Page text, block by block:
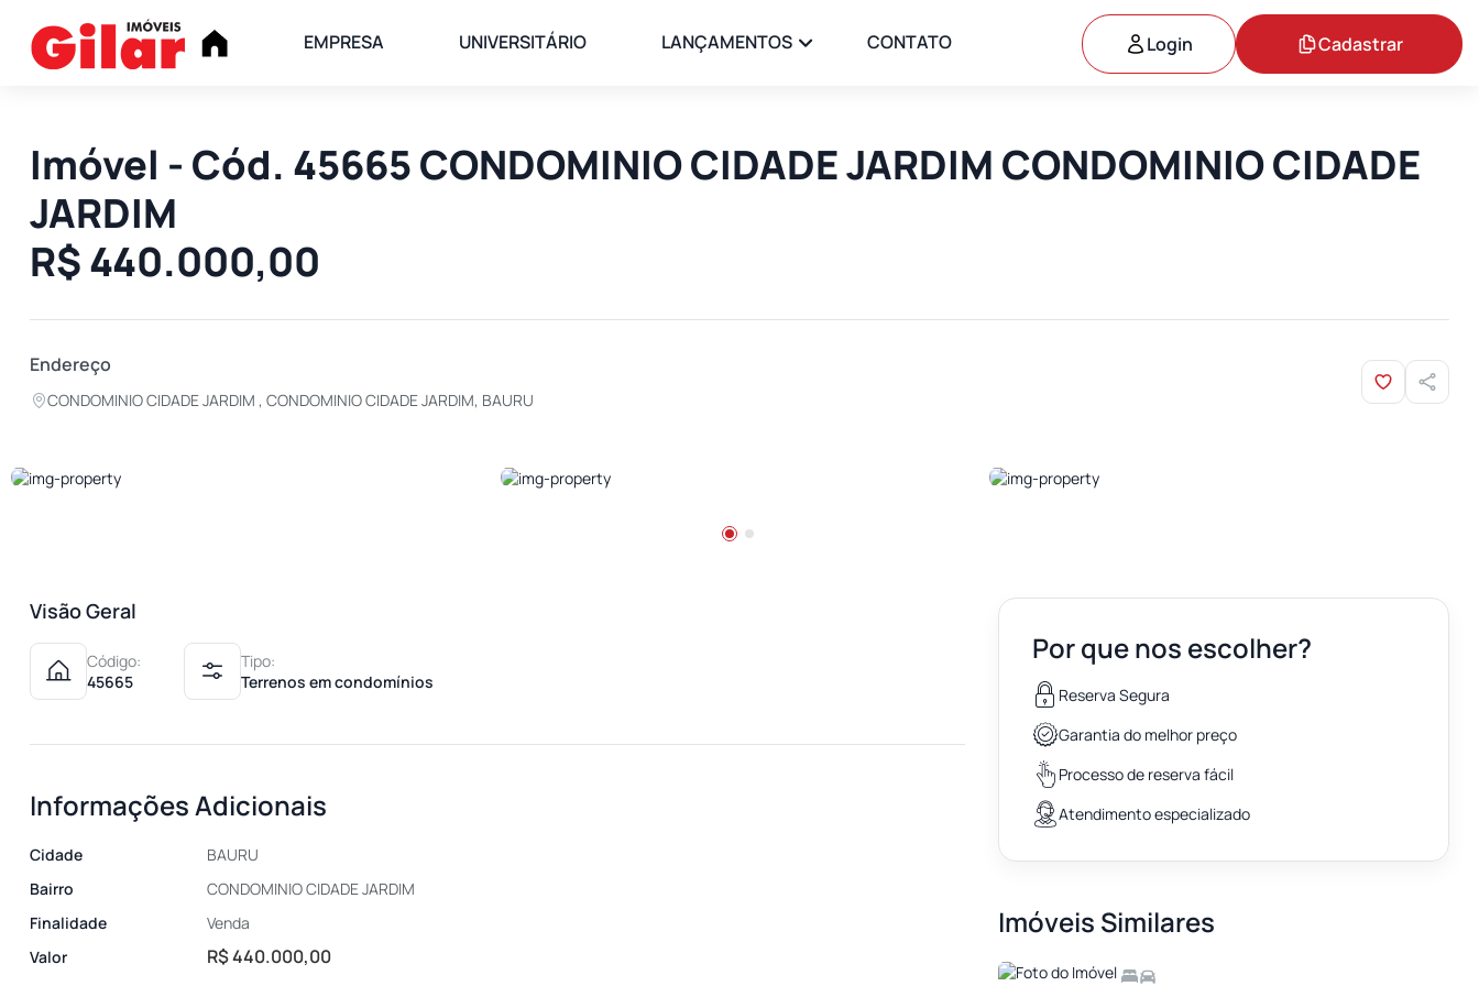
EMPRESA UNIVERSITÁRIO LANÇAMENTOS CONTATO Login Cadastrar
Imóvel - Cód. 45665 CONDOMINIO CIDADE JARDIM CONDOMINIO CIDADE
JARDIM
R$ 440.000,00
Endereço
CONDOMINIO CIDADE JARDIM , CONDOMINIO CIDADE JARDIM, BAURU
Visão Geral
Código:
45665
Tipo:
Terrenos em condomínios
Informações Adicionais
Cidade
BAURU
Bairro
CONDOMINIO CIDADE JARDIM
Finalidade
Venda
Valor
R$ 440.000,00
Por que nos escolher?
Reserva Segura
Garantia do melhor preço
Processo de reserva fácil
Atendimento especializado
Imóveis Similares